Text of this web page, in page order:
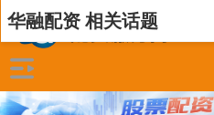
华融配资 相关话题